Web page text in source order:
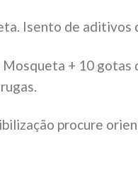
Isento de aditivos
+ 10
procure